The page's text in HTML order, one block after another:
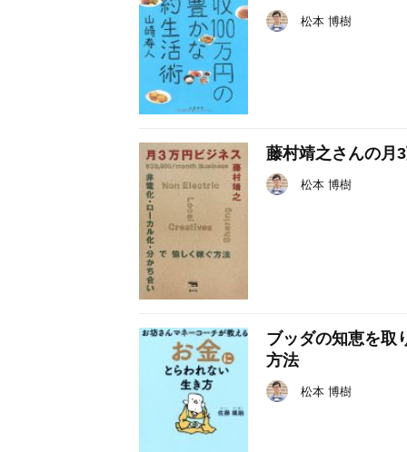
松本 博樹
藤村靖之さんの月
松本 博樹
ブッダの知恵を取
方法
松本 博樹